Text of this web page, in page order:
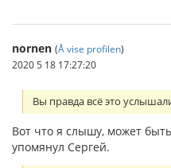
nornen (Å vise profilen)
2020 5 18 17:27:20
Вы правда всё это
Вот что я слышу, может
упомянул Сергей.